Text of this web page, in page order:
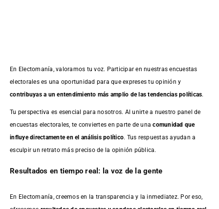
En Electomanía, valoramos tu voz. Participar en nuestras encuestas
electorales es una oportunidad para que expreses tu opinión y
contribuyas a un entendimiento más amplio de las tendencias políticas.
Tu perspectiva es esencial para nosotros. Al unirte a nuestro panel de
encuestas electorales, te conviertes en parte de unacomunidad que
influye directamente en el análisis político. Tus respuestas ayudan a
esculpir un retrato más preciso de la opinión pública.
Resultados en tiempo real: la voz de la gente
En Electomanía, creemos en la transparencia y la inmediatez. Por eso,